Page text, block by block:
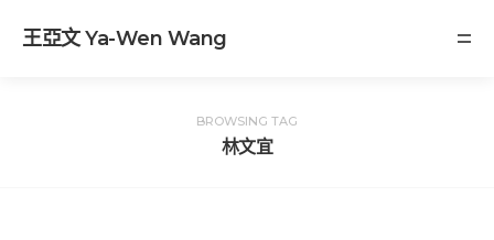
王亞文 Ya-Wen Wang
BROWSING TAG
林文宜